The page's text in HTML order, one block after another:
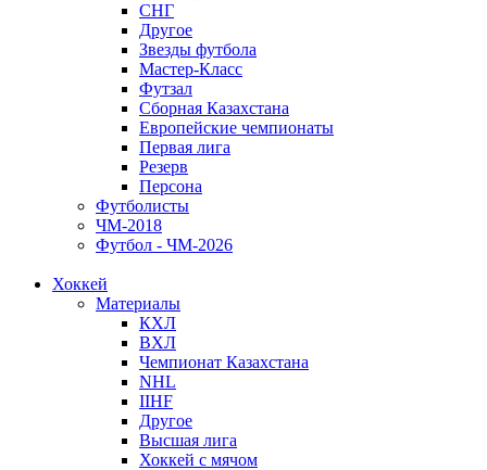
СНГ
Другое
Звезды футбола
Мастер-Класс
Футзал
Сборная Казахстана
Европейские чемпионаты
Первая лига
Резерв
Персона
Футболисты
ЧМ-2018
Футбол - ЧМ-2026
Хоккей
Материалы
КХЛ
ВХЛ
Чемпионат Казахстана
NHL
IIHF
Другое
Высшая лига
Хоккей с мячом